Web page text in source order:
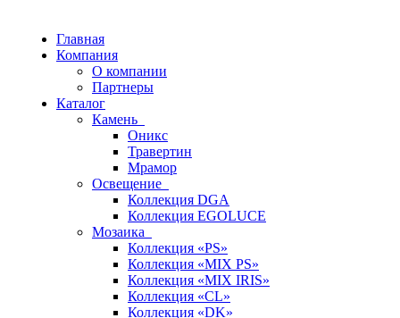
Главная
Компания
О компании
Партнеры
Каталог
Камень
Оникс
Травертин
Мрамор
Освещение
Коллекция DGA
Коллекция EGOLUCE
Мозаика
Коллекция «PS»
Коллекция «MIX PS»
Коллекция «MIX IRIS»
Коллекция «CL»
Коллекция «DK»